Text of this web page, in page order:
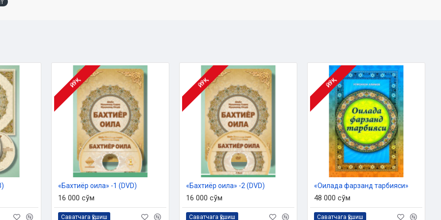
яратган ҳамда уларнинг
ва Ҳакийм Аллоҳга У Зотнинг
эмасдир», деган Расули Акрам
одам зотини яратди ва унга Ўз
қилди. Сўнгра одамнинг жуфтини
қилиб яратганда уларнинг ҳар
ЙЎҚ
«Бахтиёр оила» -1 (DVD)
16 000 сўм
Саватчага қўшиш
ЙЎҚ
«Бахтиёр оила» -2 (DVD)
16 000 сўм
Саватчага қўшиш
ЙЎҚ
«Оилада фарзанд тарбияси»
48 000 сўм
Саватчага қўшиш